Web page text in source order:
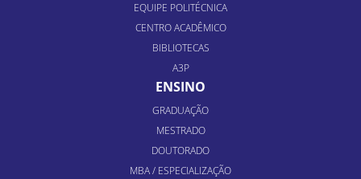
EQUIPE POLITÉCNICA
CENTRO ACADÊMICO
BIBLIOTECAS
A3P
ENSINO
GRADUAÇÃO
MESTRADO
DOUTORADO
MBA / ESPECIALIZAÇÃO